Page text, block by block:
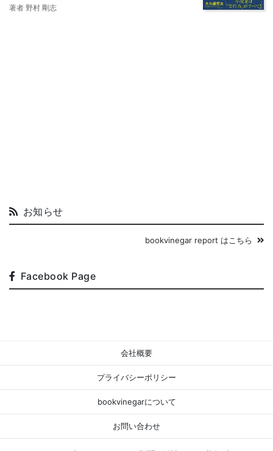
著者 野村 剛志
お知らせ
bookvinegar report はこちら
Facebook Page
会社概要
プライバシーポリシー
bookvinegarについて
お問い合わせ